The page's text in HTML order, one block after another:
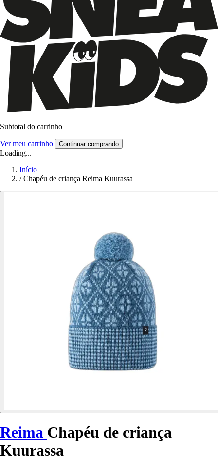
Subtotal do carrinho
Ver meu carrinho Continuar comprando
Loading...
Início
/ Chapéu de criança Reima Kuurassa
Reima Chapéu de criança
Kuurassa